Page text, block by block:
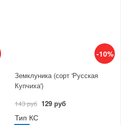
-10%
Земклуника (сорт 'Русская
Купчиха')
143 руб 129 руб
Тип КС